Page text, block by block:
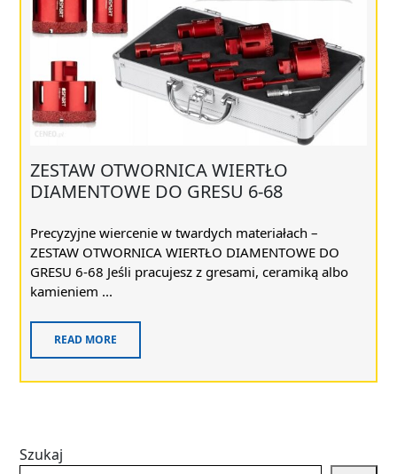
ZESTAW OTWORNICA WIERTŁO
DIAMENTOWE DO GRESU 6-68
Precyzyjne wiercenie w twardych materiałach –
ZESTAW OTWORNICA WIERTŁO DIAMENTOWE DO
GRESU 6-68 Jeśli pracujesz z gresami, ceramiką albo
kamieniem ...
READ MORE
Szukaj